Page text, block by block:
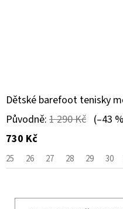
Dětské barefoot tenisky
Původně: 1 290 Kč (–43
730 Kč
25 26 27 28 29 30